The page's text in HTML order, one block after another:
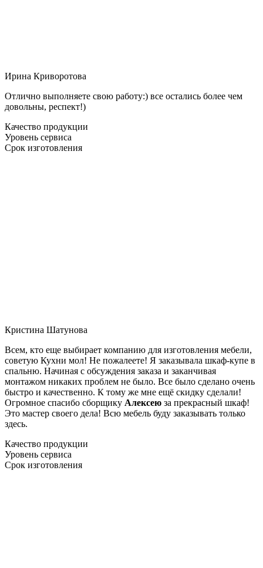
Ирина Криворотова
Отлично выполняете свою работу:) все остались более чем
довольны, респект!)
Качество продукции
Уровень сервиса
Срок изготовления
Кристина Шатунова
Всем, кто еще выбирает компанию для изготовления мебели,
советую Кухни мол! Не пожалеете! Я заказывала шкаф-купе в
спальню. Начиная с обсуждения заказа и заканчивая
монтажом никаких проблем не было. Все было сделано очень
быстро и качественно. К тому же мне ещё скидку сделали!
Огромное спасибо сборщику Алексею за прекрасный шкаф!
Это мастер своего дела! Всю мебель буду заказывать только
здесь.
Качество продукции
Уровень сервиса
Срок изготовления